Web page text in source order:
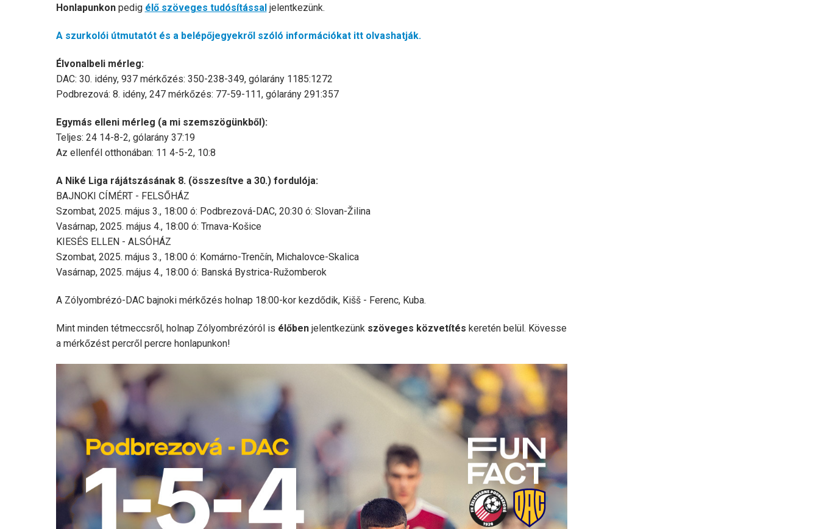
Honlapunkon pedig élő szöveges tudósítással jelentkezünk.
A szurkolói útmutatót és a belépőjegyekről szóló információkat itt olvashatják.
Élvonalbeli mérleg:
DAC: 30. idény, 937 mérkőzés: 350-238-349, gólarány 1185:1272
Podbrezová: 8. idény, 247 mérkőzés: 77-59-111, gólarány 291:357
Egymás elleni mérleg (a mi szemszögünkből):
Teljes: 24 14-8-2, gólarány 37:19
Az ellenfél otthonában: 11 4-5-2, 10:8
A Niké Liga rájátszásának 8. (összesítve a 30.) fordulója:
BAJNOKI CÍMÉRT - FELSŐHÁZ
Szombat, 2025. május 3., 18:00 ó: Podbrezová-DAC, 20:30 ó: Slovan-Žilina
Vasárnap, 2025. május 4., 18:00 ó: Trnava-Košice
KIESÉS ELLEN - ALSÓHÁZ
Szombat, 2025. május 3., 18:00 ó: Komárno-Trenčín, Michalovce-Skalica
Vasárnap, 2025. május 4., 18:00 ó: Banská Bystrica-Ružomberok
A Zólyombrézó-DAC bajnoki mérkőzés holnap 18:00-kor kezdődik, Kišš - Ferenc, Kuba.
Mint minden tétmeccsről, holnap Zólyombrézóról is élőbenjelentkezünk szöveges közvetítés keretén belül. Kövesse
a mérkőzést percről percre honlapunkon!